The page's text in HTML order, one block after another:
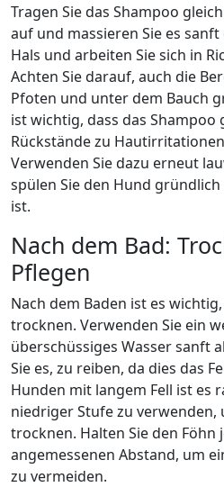
Tragen Sie das Shampoo
auf und massieren Sie es sanft
Hals und arbeiten Sie sich in
Achten Sie darauf, auch die
Pfoten und unter dem Bauch
ist wichtig, dass das
Rückstände zu
Verwenden Sie dazu erneut
spülen Sie den Hund
ist.
Nach dem Bad:
Pflegen
Nach dem Baden ist es
trocknen. Verwenden Sie ein
überschüssiges Wasser sanft
Sie es, zu reiben, da dies das
Hunden mit langem Fell ist es
niedriger Stufe zu verwenden,
trocknen. Halten Sie den Föhn
angemessenen Abstand, um
zu vermeiden.